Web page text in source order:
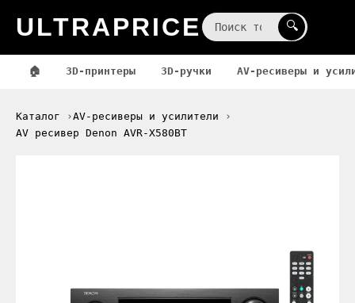
ULTRAPRICE 🔍
🏠 3D-принтеры 3D-ручки AV-ресиверы и
Каталог
AV-ресиверы и усилители
AV ресивер Denon AVR-X580BT